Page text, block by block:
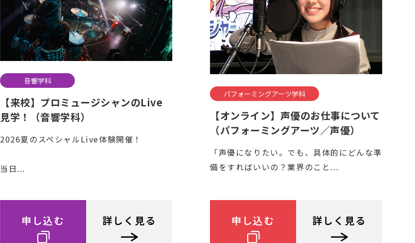
音響学科
【来校】プロミュージシャンのLive
見学！（音響学科）
2026夏のスペシャルLive体験開催！
当日...
申し込む 詳しく見る
パフォーミングアーツ学科
【オンライン】声優のお仕事について
（パフォーミングアーツ／声優）
「声優になりたい。でも、具体的にどんな準
備をすればいいの？業界のこと...
申し込む 詳しく見る